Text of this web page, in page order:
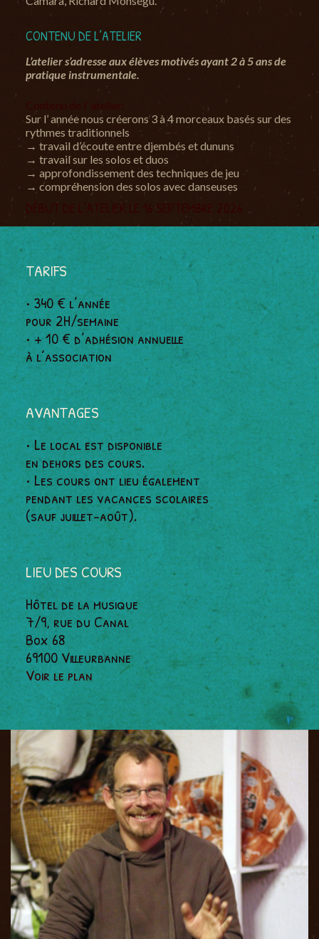
CONTENU DE L’ATELIER
L’atelier s’adresse aux élèves motivésayant 2 à 5 ans de
pratique instrumentale.
Sur l’ année nous créerons 3 à 4 morceaux basés sur des
rythmes traditionnels
→ travail d’écoute entre djembés et dununs
→ travail sur les solos et duos
→ approfondissement des techniques de jeu
→ compréhension des solos avec danseuses
DÉBUT DE L’ATELIER LE 16 SEPTEMBRE 2026
TARIFS
• 340 € l’année
pour 2H/semaine
• + 10 € d’adhésion annuelle
à l’association
AVANTAGES
• Le local est disponible
en dehors des cours.
• Les cours ont lieu également
pendant les vacances scolaires
(sauf juillet-août).
LIEU DES COURS
Hôtel de la musique
7/9, rue du Canal
Box 68
69100 Villeurbanne
Voir le plan